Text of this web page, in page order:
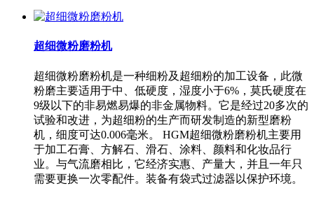
超细微粉磨粉机
超细微粉磨粉机是一种细粉及超细粉的加工设备，此微
粉磨主要适用于中、低硬度，湿度小于6%，莫氏硬度在
9级以下的非易燃易爆的非金属物料。它是经过20多次的
试验和改进，为超细粉的生产而研发制造的新型磨粉
机，细度可达0.006毫米。 HGM超细微粉磨粉机主要用
于加工石膏、方解石、滑石、涂料、颜料和化妆品行
业。与气流磨相比，它经济实惠、产量大，并且一年只
需要更换一次零配件。装备有袋式过滤器以保护环境。